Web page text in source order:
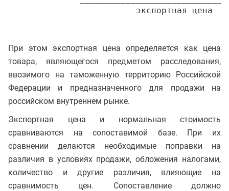
При этом экспортная цена определяется как цена
товара, являющегося предметом расследования,
ввозимого на таможенную территорию Российской
Федерации и предназначенного для продажи на
российском внутреннем рынке.
Экспортная цена и нормальная стоимость
сравниваются на сопоставимой базе. При их
сравнении делаются необходимые поправки на
различия в условиях продажи, обложения налогами,
количество и другие различия, влияющие на
сравнимость цен. Сопоставление должно